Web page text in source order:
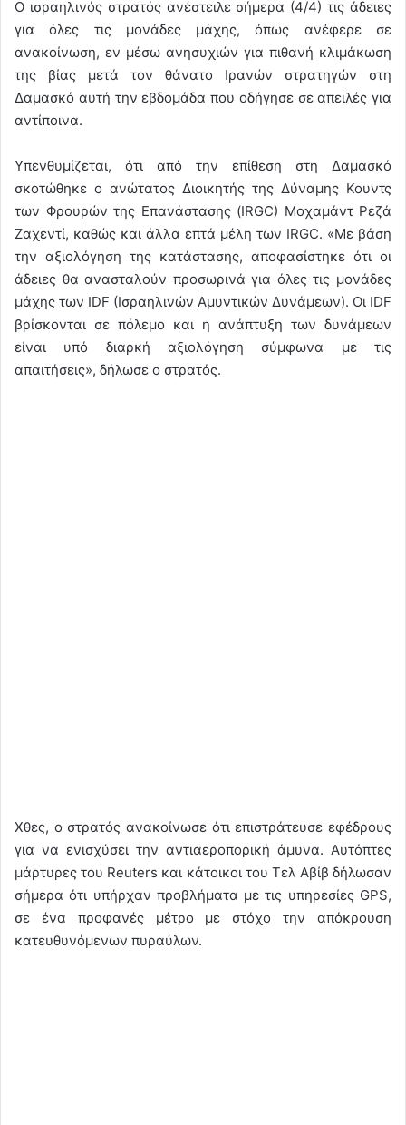
O ισραηλινός στρατός ανέστειλε σήμερα (4/4) τις άδειες
για όλες τις μονάδες μάχης, όπως ανέφερε σε
ανακοίνωση, εν μέσω ανησυχιών για πιθανή κλιμάκωση
της βίας μετά τον θάνατο Ιρανών στρατηγών στη
Δαμασκό αυτή την εβδομάδα που οδήγησε σε απειλές για
αντίποινα.
Υπενθυμίζεται, ότι από την επίθεση στη Δαμασκό
σκοτώθηκε ο ανώτατος Διοικητής της Δύναμης Κουντς
των Φρουρών της Επανάστασης (IRGC) Μοχαμάντ Ρεζά
Ζαχεντί, καθώς και άλλα επτά μέλη των IRGC. «Με βάση
την αξιολόγηση της κατάστασης, αποφασίστηκε ότι οι
άδειες θα ανασταλούν προσωρινά για όλες τις μονάδες
μάχης των IDF (Ισραηλινών Αμυντικών Δυνάμεων). Οι IDF
βρίσκονται σε πόλεμο και η ανάπτυξη των δυνάμεων
είναι υπό διαρκή αξιολόγηση σύμφωνα με τις
απαιτήσεις», δήλωσε ο στρατός.
Χθες, ο στρατός ανακοίνωσε ότι επιστράτευσε εφέδρους
για να ενισχύσει την αντιαεροπορική άμυνα. Αυτόπτες
μάρτυρες του Reuters και κάτοικοι του Τελ Αβίβ δήλωσαν
σήμερα ότι υπήρχαν προβλήματα με τις υπηρεσίες GPS,
σε ένα προφανές μέτρο με στόχο την απόκρουση
κατευθυνόμενων πυραύλων.